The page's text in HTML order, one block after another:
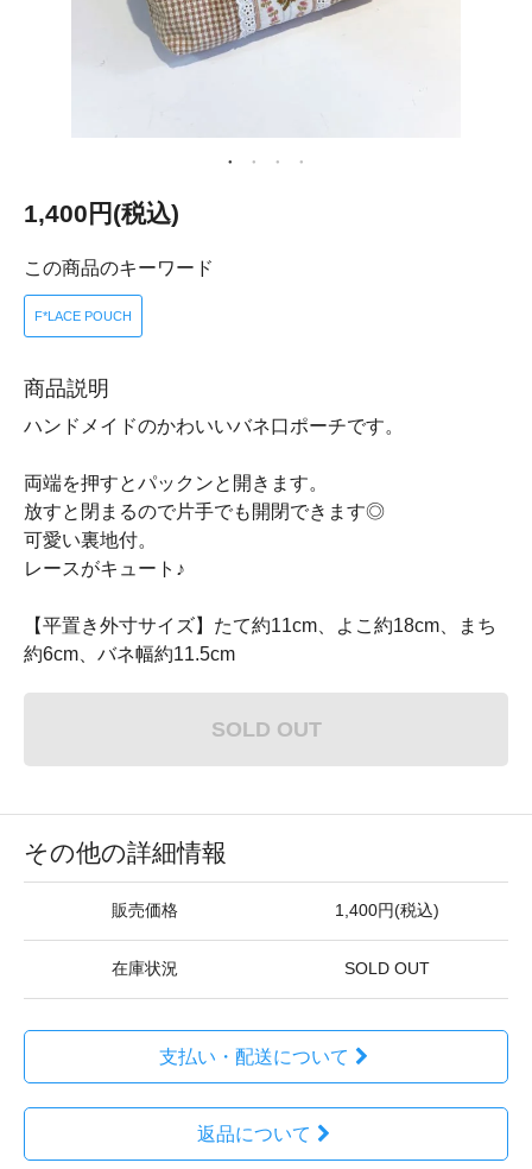
1,400円(税込)
この商品のキーワード
F*LACE POUCH
商品説明
ハンドメイドのかわいいバネ口ポーチです。
両端を押すとパックンと開きます。
放すと閉まるので片手でも開閉できます◎
可愛い裏地付。
レースがキュート♪
【平置き外寸サイズ】たて約11cm、よこ約18cm、まち
約6cm、バネ幅約11.5cm
SOLD OUT
その他の詳細情報
販売価格 1,400円(税込)
在庫状況 SOLD OUT
支払い・配送について
返品について